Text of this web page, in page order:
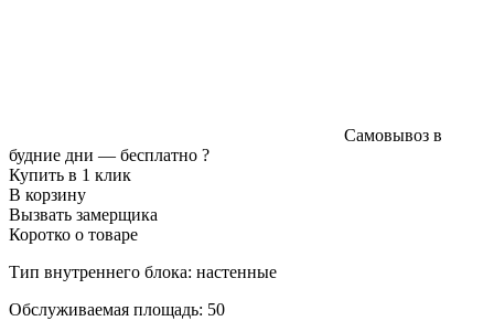
Самовывоз в
будние дни — бесплатно ?
Купить в 1 клик
В корзину
Вызвать замерщика
Коротко о товаре
Тип внутреннего блока: настенные
Обслуживаемая площадь: 50